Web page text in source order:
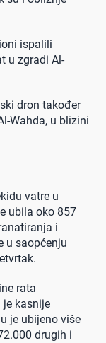
ispalili
u zgradi Al-
dron također
Wahda, u blizini
vatre u
ubila oko 857
i
u saopćenju
rata
je kasnije
je ubijeno više
drugih i